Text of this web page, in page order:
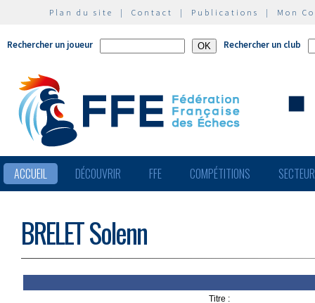
Plan du site | Contact | Publications | Mon
Rechercher un joueur Rechercher un club
ACCUEIL DÉCOUVRIR FFE COMPÉTITIONS
BRELET Solenn
Titre :